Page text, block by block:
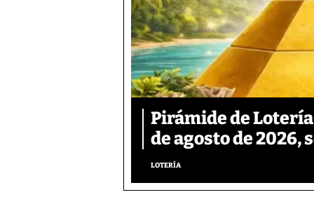
Pirámide de Lotería
de agosto de 2026,
LOTERÍA